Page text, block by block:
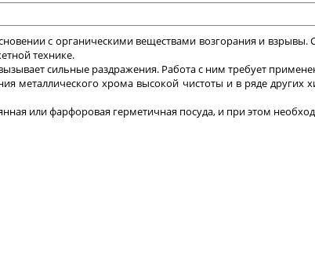
с органическими веществами возгорания и
технике.
сильные раздражения. Работа с ним требует
металлического хрома высокой чистоты и в ряде
или фарфоровая герметичная посуда, и при этом